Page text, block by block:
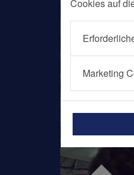
Cookies auf
Marketing